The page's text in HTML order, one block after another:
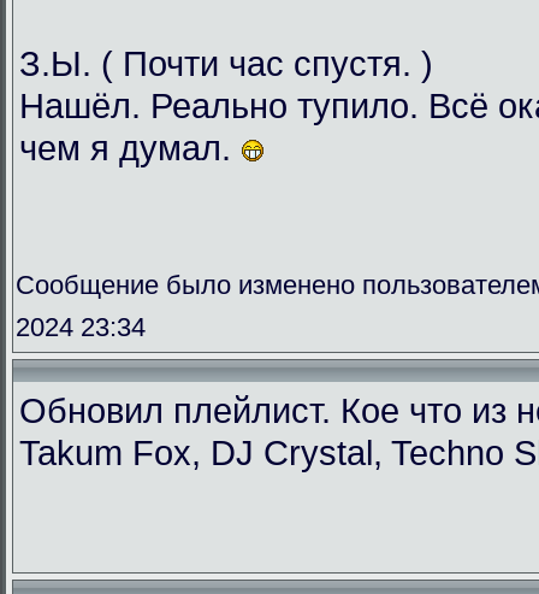
З.Ы. ( Почти час спустя. )
Нашёл. Реально тупило. Всё
чем я думал.
Сообщение было изменено
2024 23:34
Обновил плейлист. Кое что из
Takum Fox, DJ Crystal, Techno